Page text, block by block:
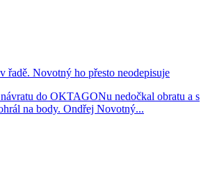
řadě. Novotný ho přesto neodepisuje
do OKTAGONu nedočkal obratu a s
na body. Ondřej Novotný...